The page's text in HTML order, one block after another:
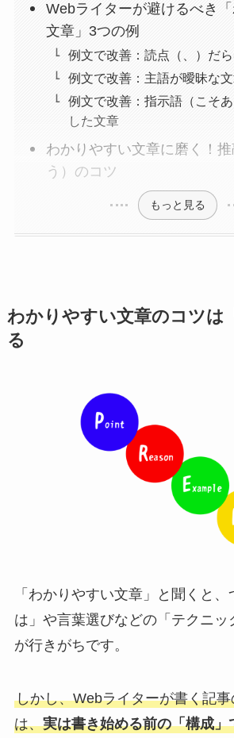
Webライターが避けるべき
文章」3つの例
例文で改善：読点（、）だ
例文で改善：主語が曖昧な
例文で改善：指示語（こそ
した文章
わかりやすい文章に磨く！推
う）のコツ
もっと見る
わかりやすい文章のコツは
る
「わかりやすい文章」と聞くと
は」や言葉選びなどの「テクニッ
が行きがちです。
しかし、Webライターが書く記
は、実は書き始める前の「構成」